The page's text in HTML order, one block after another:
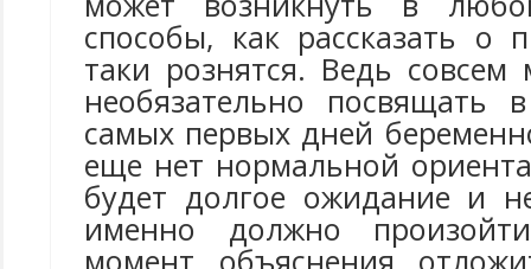
способы, как рассказать о
таки рознятся. Ведь совсем
необязательно посвящать
самых первых дней
еще нет нормальной
будет долгое ожидание и
именно должно
момент объяснения